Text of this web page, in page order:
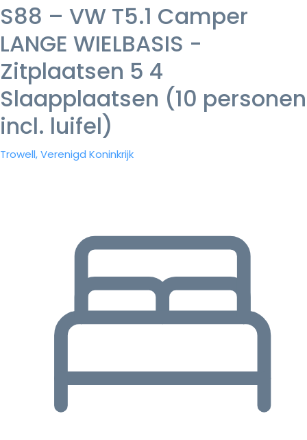
S88 – VW T5.1 Camper
LANGE WIELBASIS -
Zitplaatsen 5 4
Slaapplaatsen (10 personen
incl. luifel)
Trowell, Verenigd Koninkrijk